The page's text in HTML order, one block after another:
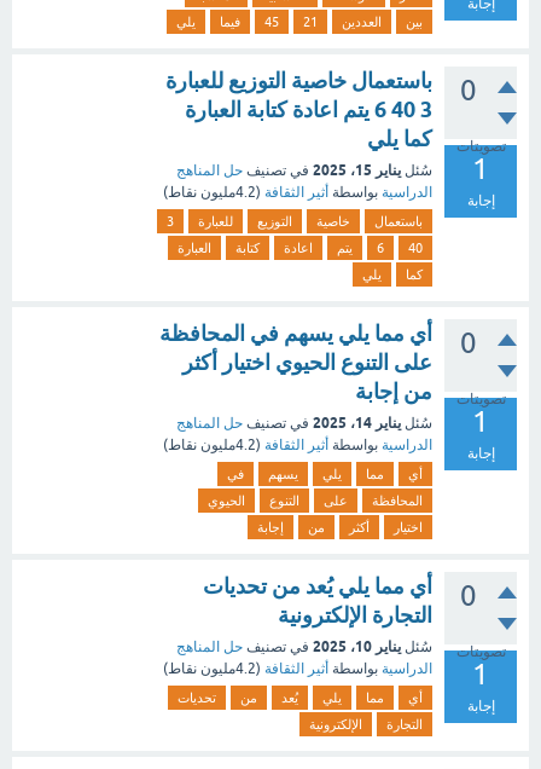
إجابة
بين
العددين 21
45 فيما يلي
0
تصويتات
1
إجابة
باستعمال خاصية التوزيع للعبارة
3 40 6 يتم اعادة كتابة العبارة
كما يلي
سُئل يناير 15، 2025 في تصنيف حل المناهج
الدراسية بواسطة أثير الثقافة (4.2مليون نقاط)
باستعمال خاصية التوزيع للعبارة
3
40
6 يتم اعادة كتابة
العبارة
كما
يلي
0
تصويتات
1
إجابة
أي مما يلي يسهم في المحافظة
على التنوع الحيوي اختيار أكثر
من إجابة
سُئل يناير 14، 2025 في تصنيف حل المناهج
الدراسية بواسطة أثير الثقافة (4.2مليون نقاط)
أي مما يلي يسهم
في
المحافظة
على التنوع
الحيوي
اختيار
أكثر من إجابة
0
تصويتات
1
إجابة
أي مما يلي يُعد من تحديات
التجارة الإلكترونية
سُئل يناير 10، 2025 في تصنيف حل المناهج
الدراسية بواسطة أثير الثقافة (4.2مليون نقاط)
أي مما يلي يُعد من
تحديات
التجارة
الإلكترونية